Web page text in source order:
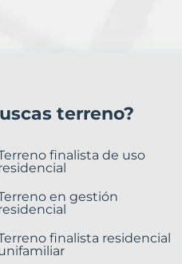
terreno?
finalista de uso
en gestión
finalista residencial